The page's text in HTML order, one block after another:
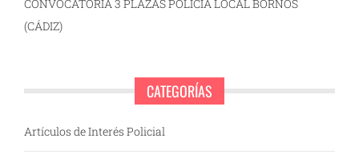
CONVOCATORIA 3 PLAZAS POLICÍA LOCAL BORNOS
(CÁDIZ)
CATEGORÍAS
Artículos de Interés Policial